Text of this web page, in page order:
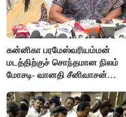
கன்னிகா பரமேஸ்வரியம்மன்
மடத்திற்குச் சொந்தமான நிலம்
மோசடி- வானதி சீனிவாசன்